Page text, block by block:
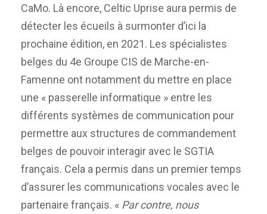
CaMo. Là encore, Celtic Uprise aura permis de
détecter les écueils à surmonter d’ici la
prochaine édition, en 2021. Les spécialistes
belges du 4e Groupe CIS de Marche-en-
Famenne ont notamment du mettre en place
une « passerelle informatique » entre les
différents systèmes de communication pour
permettre aux structures de commandement
belges de pouvoir interagir avec le SGTIA
français. Cela a permis dans un premier temps
d’assurer les communications vocales avec le
partenaire français. « Par contre, nous